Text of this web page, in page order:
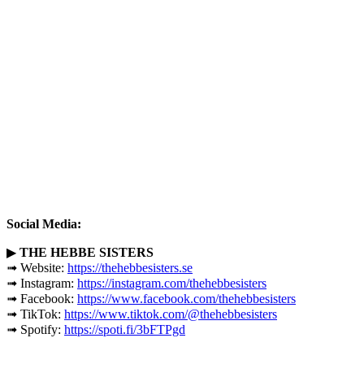
Social Media:
▶ THE HEBBE SISTERS
➟ Website: https://thehebbesisters.se
➟ Instagram: https://instagram.com/thehebbesisters
➟ Facebook: https://www.facebook.com/thehebbesisters
➟ TikTok: https://www.tiktok.com/@thehebbesisters
➟ Spotify: https://spoti.fi/3bFTPgd